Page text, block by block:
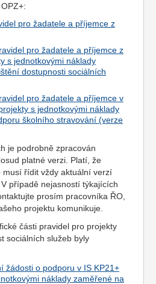
pro žadatele a příjemce z
pro žadatele a příjemce z
s jednotkovými náklady
dostupnosti sociálních
pro žadatele a příjemce v
s jednotkovými náklady
školního stravování (verze
je podrobně zpracován
platné verzi. Platí, že
musí řídit vždy aktuální verzí
případě nejasností týkajících
prosím pracovníka ŘO,
projektu komunikuje.
části pravidel pro projekty
sociálních služeb byly
žádosti o podporu v IS KP21+
náklady zaměřené na